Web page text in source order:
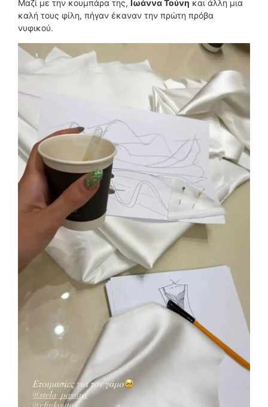
Μαζί με την κουμπάρα της, Ιωάννα Τούνη και άλλη μια
καλή τους φίλη, πήγαν έκαναν την πρώτη πρόβα
νυφικού.